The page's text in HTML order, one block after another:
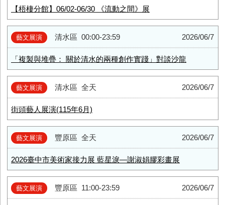
【梧棲分館】06/02-06/30 《流動之間》展
藝文展演 清水區 2026/06/7
00:00-23:59
「複製與堆疊： 關於清水的兩種創作實踐」對談沙龍
藝文展演 清水區 2026/06/7
全天
街頭藝人展演(115年6月)
藝文展演 豐原區 2026/06/7
全天
2026臺中市美術家接力展 藍星淚—謝淑娟膠彩畫展
藝文展演 豐原區 2026/06/7
11:00-23:59